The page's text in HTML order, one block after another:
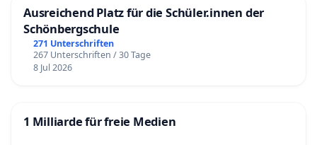
Ausreichend Platz für die Schüler.innen der
Schönbergschule
271 Unterschriften
267 Unterschriften / 30 Tage
8 Jul 2026
1 Milliarde für freie Medien